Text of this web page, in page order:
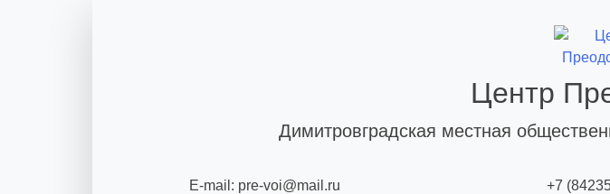
Центр
Димитровградская местная
E-mail: pre-voi@mail.ru
+7